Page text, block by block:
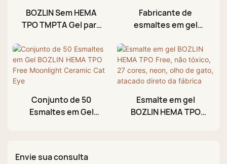
BOZLIN Sem HEMA
TPO TMPTA Gel para
Íris Intenso -
Atacadista
Fabricante de
esmaltes em gel
HEMA sem TPO
TMPTA, 20 cores
nude
Conjunto de 50
Esmaltes em Gel
Esmalte em gel
BOZLIN HEMA TPO
Envie sua consulta